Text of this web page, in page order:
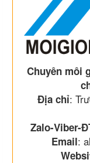
Chuyên môi
Địa chỉ:
Zalo-Viber-
Email: